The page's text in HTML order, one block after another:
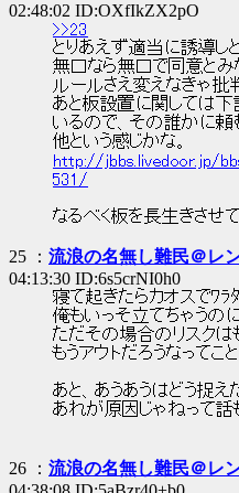
02:48:02 ID:OXfIkZX2pO
>>23
とりあえず適当に誘導しと
無口なら無口で同意とみ
ルールさえ変えなきゃ批
あと板設置に関しては下
いるので、その誰かに頼
他という感じかな。
http://jbbs.livedoor.jp/
531/
なるべく板を長生きさせ
25 ： 流浪の名無し難民＠レ
04:13:30 ID:6s5crNI0h0
寝て起きたらカオスでﾜﾗﾀ
俺もいっそ立てちゃうの
ただその場合のリスクは
もうアウトだろうなってこと
あと、あうあうはどう捉え
あれが原因じゃねって話
26 ： 流浪の名無し難民＠レ